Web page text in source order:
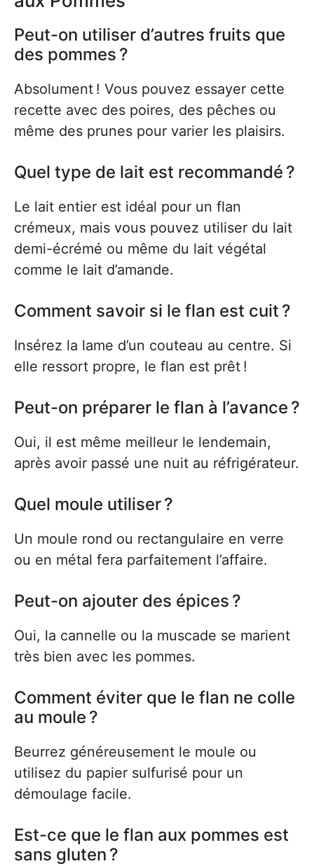
Peut-on utiliser d’autres fruits que
des pommes ?
Absolument ! Vous pouvez essayer cette
recette avec des poires, des pêches ou
même des prunes pour varier les plaisirs.
Quel type de lait est recommandé ?
Le lait entier est idéal pour un flan
crémeux, mais vous pouvez utiliser du lait
demi-écrémé ou même du lait végétal
comme le lait d’amande.
Comment savoir si le flan est cuit ?
Insérez la lame d’un couteau au centre. Si
elle ressort propre, le flan est prêt !
Peut-on préparer le flan à l’avance ?
Oui, il est même meilleur le lendemain,
après avoir passé une nuit au réfrigérateur.
Quel moule utiliser ?
Un moule rond ou rectangulaire en verre
ou en métal fera parfaitement l’affaire.
Peut-on ajouter des épices ?
Oui, la cannelle ou la muscade se marient
très bien avec les pommes.
Comment éviter que le flan ne colle
au moule ?
Beurrez généreusement le moule ou
utilisez du papier sulfurisé pour un
démoulage facile.
Est-ce que le flan aux pommes est
sans gluten ?